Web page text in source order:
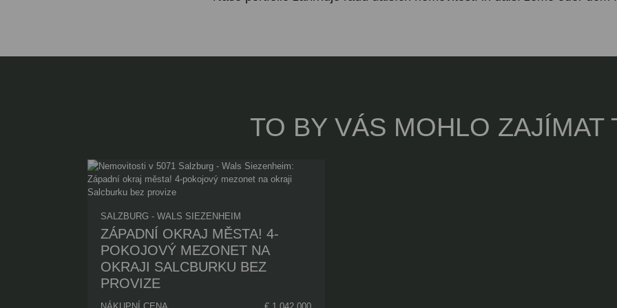
TO BY VÁS MOHLO ZAJÍMAT
SALZBURG - WALS SIEZENHEIM
ZÁPADNÍ OKRAJ MĚSTA! 4-
POKOJOVÝ MEZONET NA
OKRAJI SALCBURKU BEZ
PROVIZE